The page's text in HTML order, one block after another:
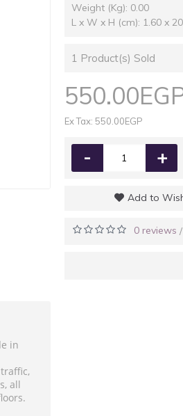
in
all
Weight (Kg): 0.00
L x W x H (cm): 1.60 x
1 Product(s) Sold
Ex Tax: 550.00EGP
- +
Add to
0 reviews /